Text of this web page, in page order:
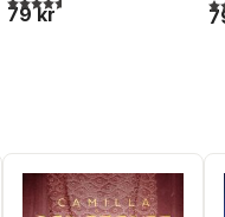
röster:
79 kr